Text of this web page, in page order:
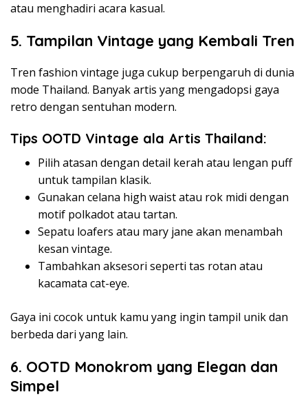
atau menghadiri acara kasual.
5. Tampilan Vintage yang Kembali Tren
Tren fashion vintage juga cukup berpengaruh di dunia
mode Thailand. Banyak artis yang mengadopsi gaya
retro dengan sentuhan modern.
Tips OOTD Vintage ala Artis Thailand:
Pilih atasan dengan detail kerah atau lengan puff
untuk tampilan klasik.
Gunakan celana high waist atau rok midi dengan
motif polkadot atau tartan.
Sepatu loafers atau mary jane akan menambah
kesan vintage.
Tambahkan aksesori seperti tas rotan atau
kacamata cat-eye.
Gaya ini cocok untuk kamu yang ingin tampil unik dan
berbeda dari yang lain.
6. OOTD Monokrom yang Elegan dan
Simpel